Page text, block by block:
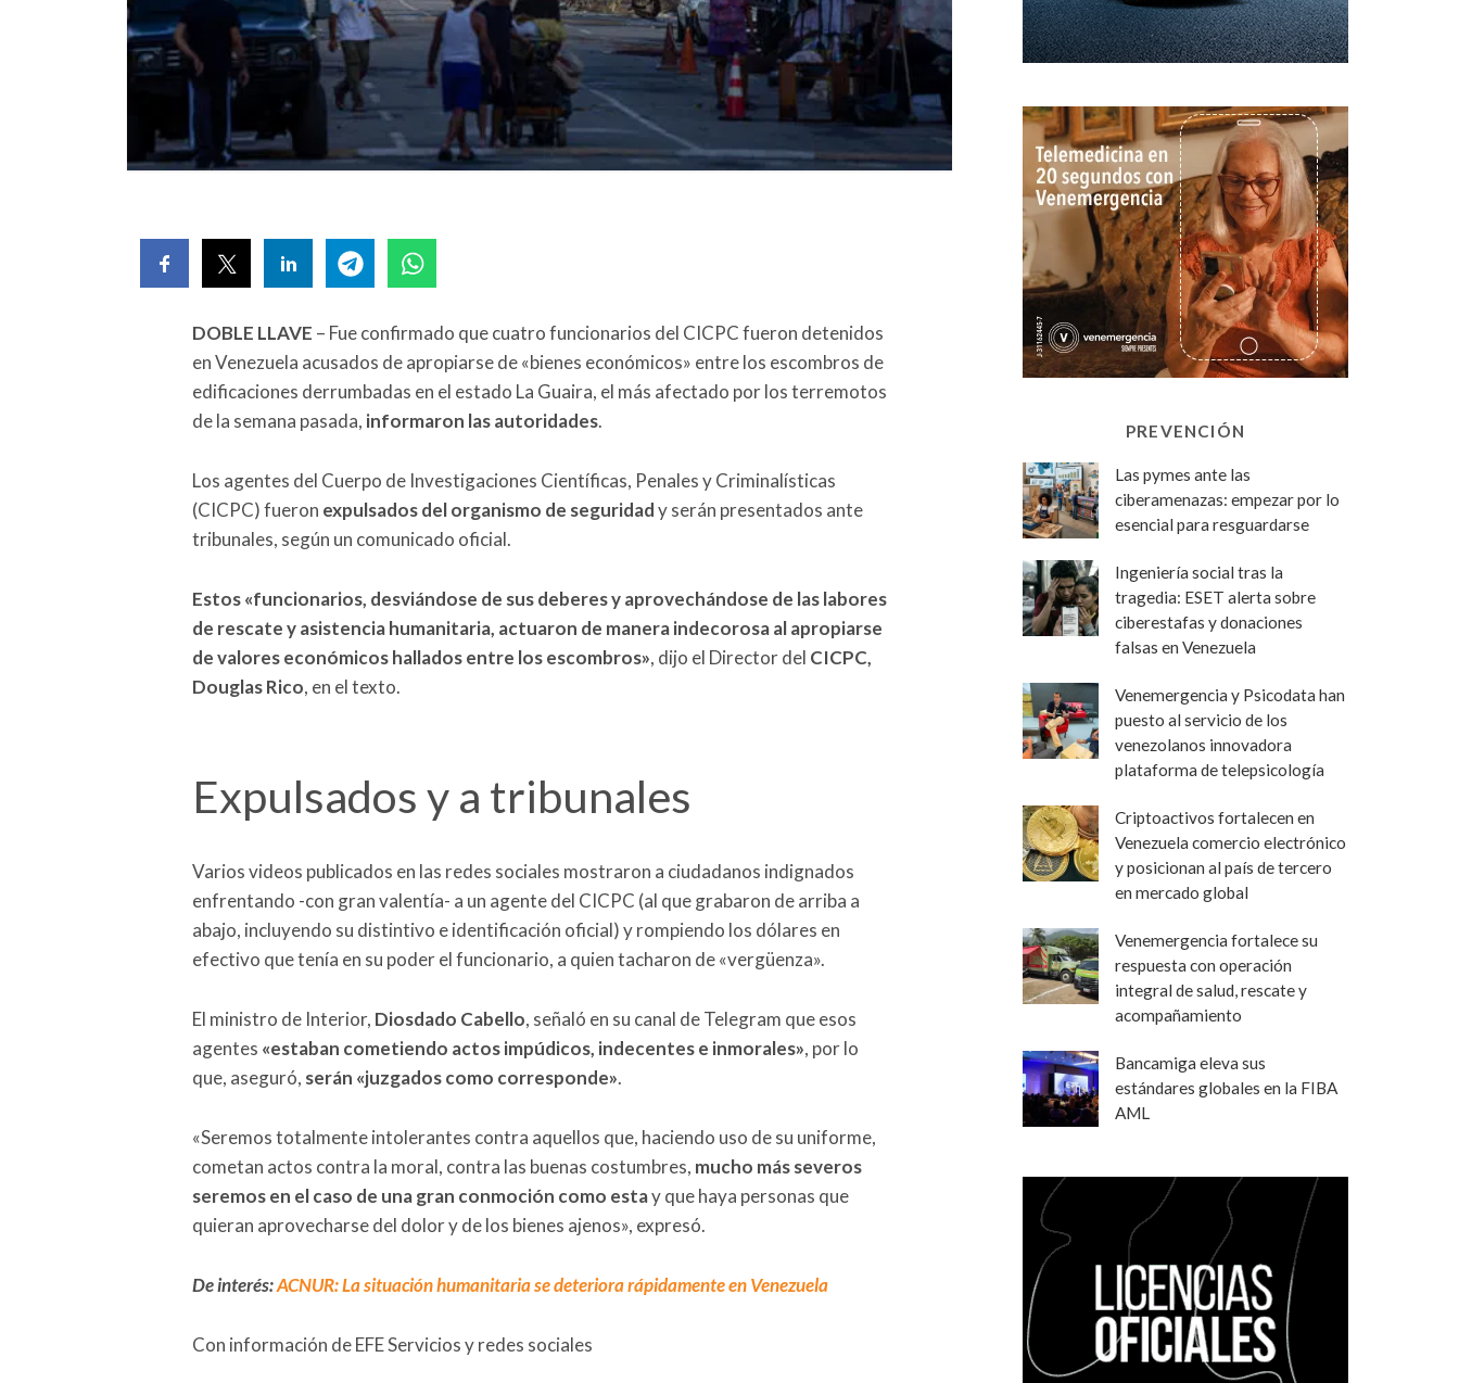
DOBLE LLAVE – Fue confirmado que cuatro funcionarios del CICPC fueron detenidos
en Venezuela acusados de apropiarse de «bienes económicos» entre los escombros de
edificaciones derrumbadas en el estado La Guaira, el más afectado por los terremotos
de la semana pasada, informaron las autoridades.
Los agentes del Cuerpo de Investigaciones Científicas, Penales y Criminalísticas
(CICPC) fueron expulsados del organismo de seguridady serán presentados ante
tribunales, según un comunicado oficial.
Estos «funcionarios, desviándose de sus deberes y aprovechándose de las labores
de rescate y asistencia humanitaria, actuaron de manera indecorosa al apropiarse
de valores económicos hallados entre los escombros», dijo el Director del CICPC,
Douglas Rico, en el texto.
Expulsados y a tribunales
Varios videos publicados en las redes sociales mostraron a ciudadanos indignados
enfrentando -con gran valentía- a un agente del CICPC (al que grabaron de arriba a
abajo, incluyendo su distintivo e identificación oficial) y rompiendo los dólares en
efectivo que tenía en su poder el funcionario, a quien tacharon de «vergüenza».
El ministro de Interior, Diosdado Cabello, señaló en su canal de Telegram que esos
agentes «estaban cometiendo actos impúdicos, indecentes e inmorales», por lo
que, aseguró, serán «juzgados como corresponde».
«Seremos totalmente intolerantes contra aquellos que, haciendo uso de su uniforme,
cometan actos contra la moral, contra las buenas costumbres, mucho más severos
seremos en el caso de una gran conmoción como estay que haya personas que
quieran aprovecharse del dolor y de los bienes ajenos», expresó.
De interés:ACNUR: La situación humanitaria se deteriora rápidamente en Venezuela
Con información de EFE Servicios y redes sociales
PREVENCIÓN
Las pymes ante las
ciberamenazas: empezar por lo
esencial para resguardarse
Ingeniería social tras la
tragedia: ESET alerta sobre
ciberestafas y donaciones
falsas en Venezuela
Venemergencia y Psicodata han
puesto al servicio de los
venezolanos innovadora
plataforma de telepsicología
Criptoactivos fortalecen en
Venezuela comercio electrónico
y posicionan al país de tercero
en mercado global
Venemergencia fortalece su
respuesta con operación
integral de salud, rescate y
acompañamiento
Bancamiga eleva sus
estándares globales en la FIBA
AML